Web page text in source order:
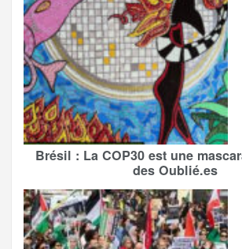
Brésil : La COP30 est une
des Oublié.es